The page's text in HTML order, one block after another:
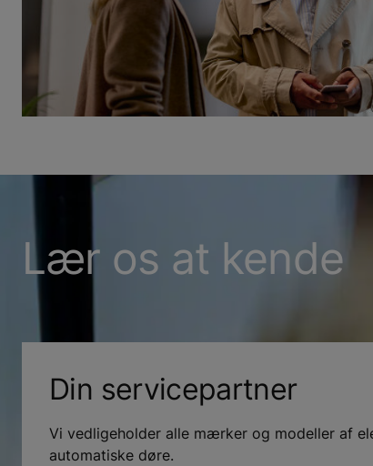
Lær os at kende
Din servicepartner
Vi vedligeholder alle mærker og modeller af
automatiske døre.